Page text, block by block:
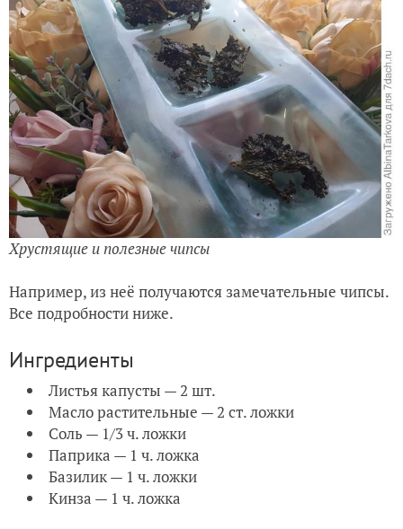
Хрустящие и полезные чипсы
Например, из неё получаются замечательные чипсы.
Все подробности ниже.
Ингредиенты
Листья капусты — 2 шт.
Масло растительные — 2 ст. ложки
Соль — 1/3 ч. ложки
Паприка — 1 ч. ложка
Базилик — 1 ч. ложки
Кинза — 1 ч. ложка